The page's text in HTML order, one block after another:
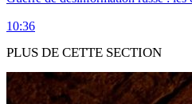
10:36
PLUS DE CETTE SECTION